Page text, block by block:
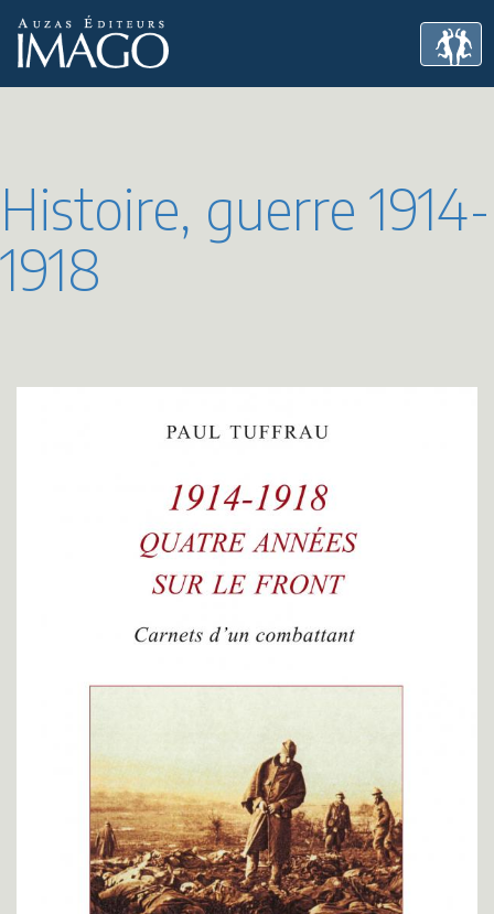
Histoire, guerre 1914-
1918